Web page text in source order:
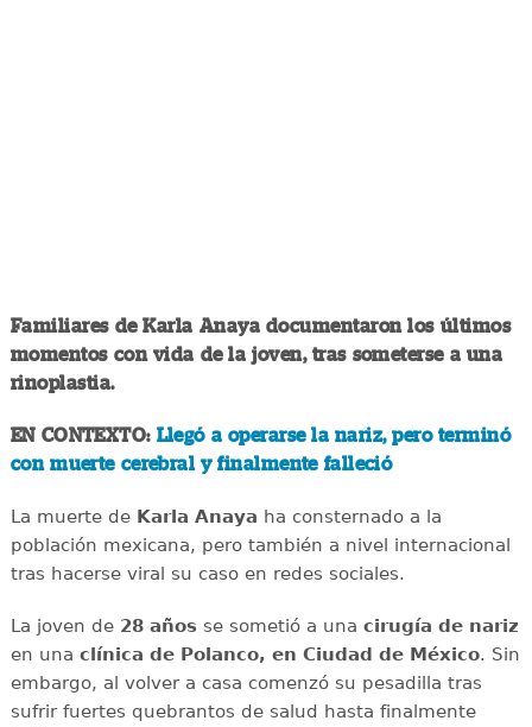
Familiares de Karla Anaya documentaron los últimos
momentos con vida de la joven, tras someterse a una
rinoplastia.
EN CONTEXTO: Llegó a operarse la nariz, pero terminó
con muerte cerebral y finalmente falleció
La muerte de Karla Anaya ha consternado a la
población mexicana, pero también a nivel internacional
tras hacerse viral su caso en redes sociales.
La joven de28 añosse sometió a una cirugía de nariz
en una clínica de Polanco, en Ciudad de México. Sin
embargo, al volver a casa comenzó su pesadilla tras
sufrir fuertes quebrantos de salud hasta finalmente